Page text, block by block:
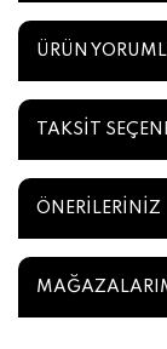
ÜRÜN
TAKSİT
ÖNERİLERİNİZ